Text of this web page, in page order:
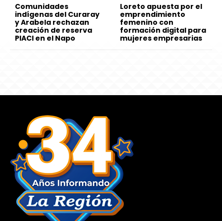
Comunidades
indígenas del Curaray
y Arabela rechazan
creación de reserva
PIACI en el Napo
Loreto apuesta por el
emprendimiento
femenino con
formación digital para
mujeres empresarias